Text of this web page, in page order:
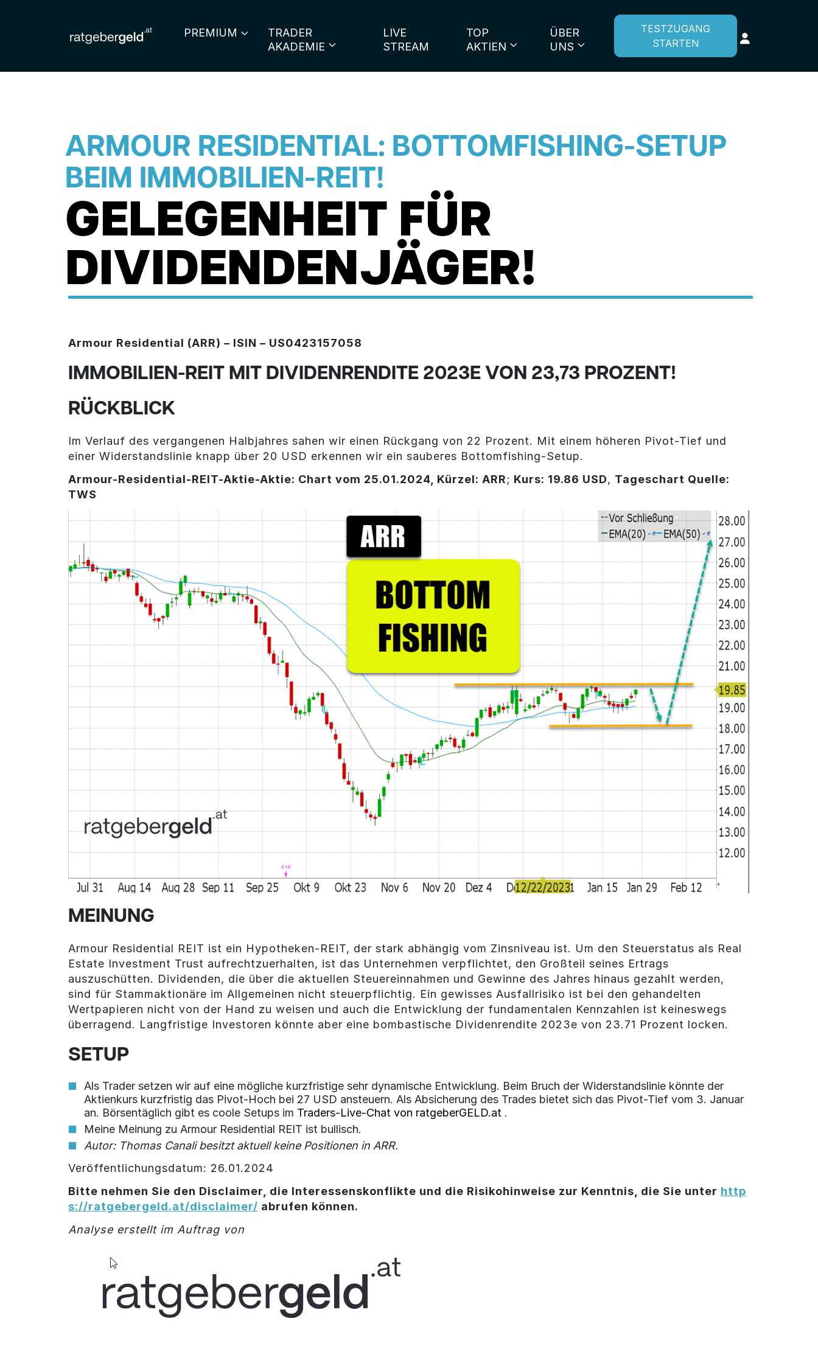
PREMIUM TRADER
AKADEMIE
LIVE
STREAM
TOP
AKTIEN
ÜBER
UNS
TESTZUGANG
STARTEN
ARMOUR RESIDENTIAL: BOTTOMFISHING-SETUP
BEIM IMMOBILIEN-REIT!
GELEGENHEIT FÜR
DIVIDENDENJÄGER!
Armour Residential (ARR) – ISIN – US0423157058
IMMOBILIEN-REIT MIT DIVIDENRENDITE 2023E VON 23,73 PROZENT!
RÜCKBLICK
Im Verlauf des vergangenen Halbjahres sahen wir einen Rückgang von 22 Prozent. Mit einem höheren Pivot-Tief und
einer Widerstandslinie knapp über 20 USD erkennen wir ein sauberes Bottomfishing-Setup.
Armour-Residential-REIT-Aktie-Aktie: Chart vom 25.01.2024, Kürzel: ARR; Kurs: 19.86 USD, Tageschart Quelle:
TWS
MEINUNG
Armour Residential REIT ist ein Hypotheken-REIT, der stark abhängig vom Zinsniveau ist. Um den Steuerstatus als Real
Estate Investment Trust aufrechtzuerhalten, ist das Unternehmen verpflichtet, den Großteil seines Ertrags
auszuschütten. Dividenden, die über die aktuellen Steuereinnahmen und Gewinne des Jahres hinaus gezahlt werden,
sind für Stammaktionäre im Allgemeinen nicht steuerpflichtig. Ein gewisses Ausfallrisiko ist bei den gehandelten
Wertpapieren nicht von der Hand zu weisen und auch die Entwicklung der fundamentalen Kennzahlen ist keineswegs
überragend. Langfristige Investoren könnte aber eine bombastische Dividenrendite 2023e von 23.71 Prozent locken.
SETUP
Als Trader setzen wir auf eine mögliche kurzfristige sehr dynamische Entwicklung. Beim Bruch der Widerstandslinie könnte der
Aktienkurs kurzfristig das Pivot-Hoch bei 27 USD ansteuern. Als Absicherung des Trades bietet sich das Pivot-Tief vom 3. Januar
an. Börsentäglich gibt es coole Setups im Traders-Live-Chat von ratgeberGELD.at .
Meine Meinung zu Armour Residential REIT ist bullisch.
Autor: Thomas Canali besitzt aktuell keine Positionen in ARR.
Veröffentlichungsdatum: 26.01.2024
Bitte nehmen Sie den Disclaimer, die Interessenskonflikte und die Risikohinweise zur Kenntnis, die Sie unter http
s://ratgebergeld.at/disclaimer/ abrufen können.
Analyse erstellt im Auftrag von